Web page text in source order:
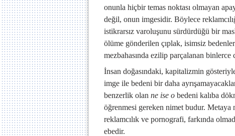
onunla hiçbir temas noktası olmayan
değil, onun imgesidir. Böylece
istikrarsız varoluşunu sürdürdüğü bir
ölüme gönderilen çıplak, isimsiz
mezbahasında ezilip parçalanan binlerce
İnsan doğasındaki, kapitalizmin
imge ile bedeni bir daha
benzerlik olan ne ise o bedeni kalıba
öğrenmesi gereken nimet budur.
reklamcılık ve pornografi, farkında
ebedir.